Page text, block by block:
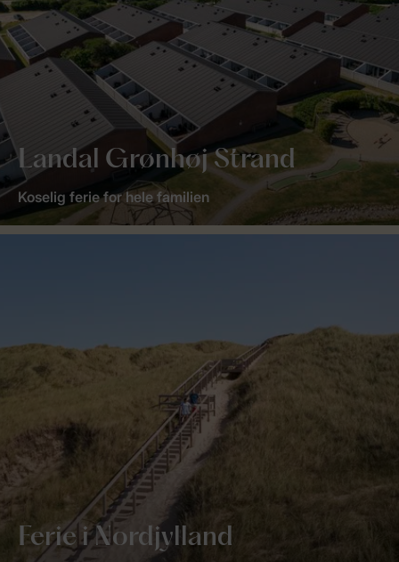
Landal Grønhøj Strand
Koselig ferie for hele familien
Ferie i Nordjylland